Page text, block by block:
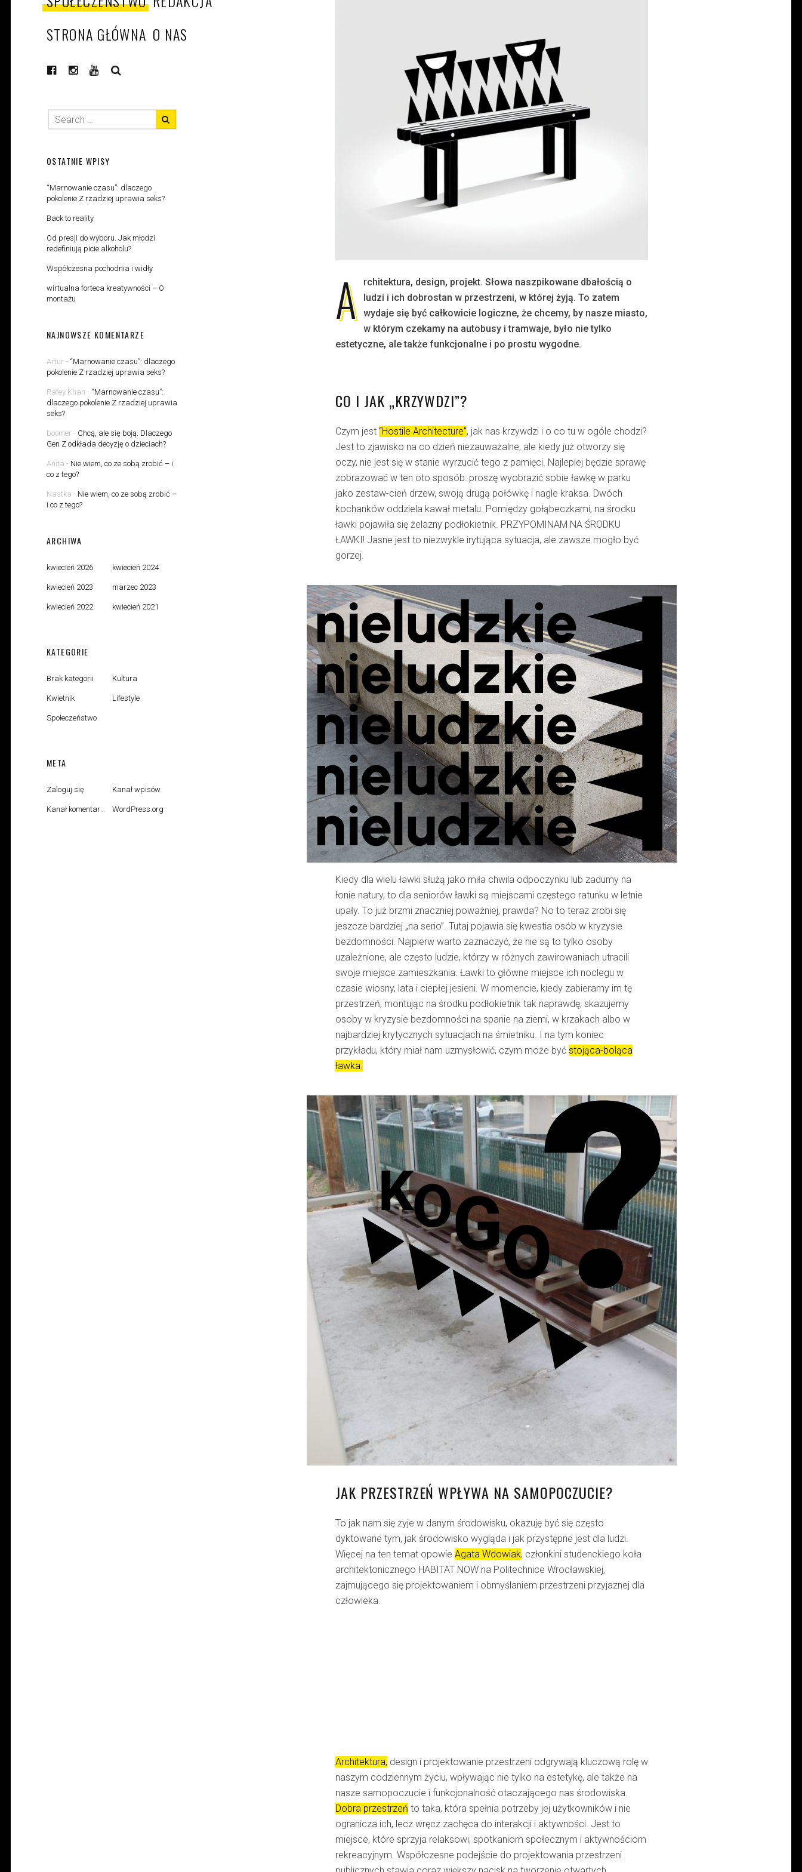
STRONA GŁÓWNA O NAS
A
rchitektura, design, projekt. Słowa naszpikowane dbałością o
ludzi i ich dobrostan w przestrzeni, w której żyją. To zatem
wydaje się być całkowicie logiczne, że chcemy, by nasze miasto,
w którym czekamy na autobusy i tramwaje, było nie tylko
estetyczne, ale także funkcjonalne i po prostu wygodne.
CO I JAK „KRZYWDZI”?
Czym jest “Hostile Architecture”, jak nas krzywdzi i o co tu w ogóle chodzi?
Jest to zjawisko na co dzień niezauważalne, ale kiedy już otworzy się
oczy, nie jest się w stanie wyrzucić tego z pamięci. Najlepiej będzie sprawę
zobrazować w ten oto sposób: proszę wyobrazić sobie ławkę w parku
jako zestaw-cień drzew, swoją drugą połówkę i nagle kraksa. Dwóch
kochanków oddziela kawał metalu. Pomiędzy gołąbeczkami, na środku
ławki pojawiła się żelazny podłokietnik. PRZYPOMINAM NA ŚRODKU
ŁAWKI! Jasne jest to niezwykle irytująca sytuacja, ale zawsze mogło być
gorzej.
Kiedy dla wielu ławki służą jako miła chwila odpoczynku lub zadumy na
łonie natury, to dla seniorów ławki są miejscami częstego ratunku w letnie
upały. To już brzmi znaczniej poważniej, prawda? No to teraz zrobi się
jeszcze bardziej „na serio”. Tutaj pojawia się kwestia osób w kryzysie
bezdomności. Najpierw warto zaznaczyć, że nie są to tylko osoby
uzależnione, ale często ludzie, którzy w różnych zawirowaniach utracili
swoje miejsce zamieszkania. Ławki to główne miejsce ich noclegu w
czasie wiosny, lata i ciepłej jesieni. W momencie, kiedy zabieramy im tę
przestrzeń, montując na środku podłokietnik tak naprawdę, skazujemy
osoby w kryzysie bezdomności na spanie na ziemi, w krzakach albo w
najbardziej krytycznych sytuacjach na śmietniku. I na tym koniec
przykładu, który miał nam uzmysłowić, czym może być stojąca-boląca
ławka.
JAK PRZESTRZEŃ WPŁYWA NA SAMOPOCZUCIE?
To jak nam się żyje w danym środowisku, okazuję być się często
dyktowane tym, jak środowisko wygląda i jak przystępne jest dla ludzi.
Więcej na ten temat opowie Agata Wdowiak, członkini studenckiego koła
architektonicznego HABITAT NOW na Politechnice Wrocławskiej,
zajmującego się projektowaniem i obmyślaniem przestrzeni przyjaznej dla
człowieka.
Architektura, design i projektowanie przestrzeni odgrywają kluczową rolę w
naszym codziennym życiu, wpływając nie tylko na estetykę, ale także na
nasze samopoczucie i funkcjonalność otaczającego nas środowiska.
Dobra przestrzeń to taka, która spełnia potrzeby jej użytkowników i nie
ogranicza ich, lecz wręcz zachęca do interakcji i aktywności. Jest to
miejsce, które sprzyja relaksowi, spotkaniom społecznym i aktywnościom
rekreacyjnym. Współczesne podejście do projektowania przestrzeni
OSTATNIE WPISY
“Marnowanie czasu”: dlaczego
pokolenie Z rzadziej uprawia seks?
Back to reality
Od presji do wyboru. Jak młodzi
redefiniują picie alkoholu?
Współczesna pochodnia i widły
wirtualna forteca kreatywności – O
montażu
NAJNOWSZE KOMENTARZE
Artur - “Marnowanie czasu”: dlaczego
pokolenie Z rzadziej uprawia seks?
Rafey Khan - “Marnowanie czasu”:
dlaczego pokolenie Z rzadziej uprawia
seks?
boomer - Chcą, ale się boją. Dlaczego
Gen Z odkłada decyzję o dzieciach?
Anita - Nie wiem, co ze sobą zrobić – i
co z tego?
Nastka - Nie wiem, co ze sobą zrobić –
i co z tego?
ARCHIWA
kwiecień 2026 kwiecień 2024
kwiecień 2023 marzec 2023
kwiecień 2022 kwiecień 2021
KATEGORIE
Brak kategorii Kultura
Kwietnik Lifestyle
Społeczeństwo
META
Zaloguj się Kanał wpisów
Kanał komentarzy WordPress.org